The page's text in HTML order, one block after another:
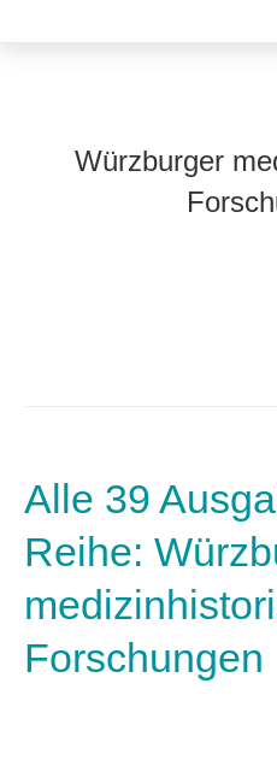
Würzburger
Alle 39
Reihe:
Forschungen